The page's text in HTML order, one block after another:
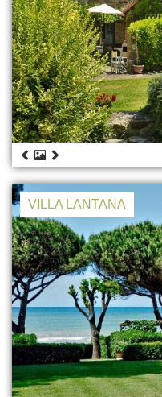
VILLA LANTANA